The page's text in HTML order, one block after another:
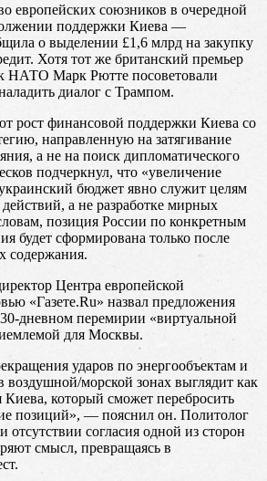
европейских союзников в очередной
поддержки Киева —
о выделении £1,6 млрд на закупку
Хотя тот же британский премьер
НАТО Марк Рютте посоветовали
диалог с Трампом.
рост финансовой поддержки Киева со
направленную на затягивание
а не на поиск дипломатического
подчеркнул, что «увеличение
бюджет явно служит целям
а не разработке мирных
позиция России по конкретным
будет сформирована только после
содержания.
Центра европейской
«Газете.Ru» назвал предложения
дневном перемирии «виртуальной
для Москвы.
ударов по энергообъектам и
воздушной/морской зонах выглядит как
Киева, который сможет перебросить
позиций», — пояснил он. Политолог
отсутствии согласия одной из сторон
смысл, превращаясь в